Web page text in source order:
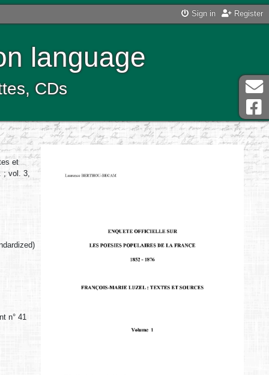
Sign in Register
language
CDs
et
; vol. 3,
n° 41